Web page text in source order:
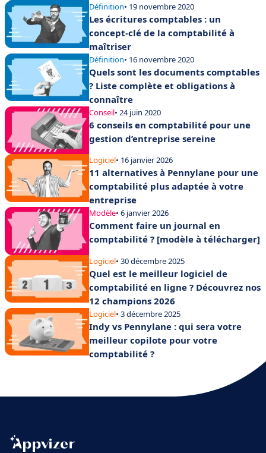
Définition• 19 novembre 2020
Les écritures comptables : un
concept-clé de la comptabilité à
maîtriser
Définition• 16 novembre 2020
Quels sont les documents comptables
? Liste complète et obligations à
connaître
Conseil• 24 juin 2020
6 conseils en comptabilité pour une
gestion d’entreprise sereine
Logiciel• 16 janvier 2026
11 alternatives à Pennylane pour une
comptabilité plus adaptée à votre
entreprise
Modèle• 6 janvier 2026
Comment faire un journal en
comptabilité ? [modèle à télécharger]
Logiciel• 30 décembre 2025
Quel est le meilleur logiciel de
comptabilité en ligne ? Découvrez nos
12 champions 2026
Logiciel• 3 décembre 2025
Indy vs Pennylane : qui sera votre
meilleur copilote pour votre
comptabilité ?